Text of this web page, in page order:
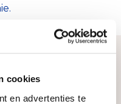
cookies
en advertenties te
doel